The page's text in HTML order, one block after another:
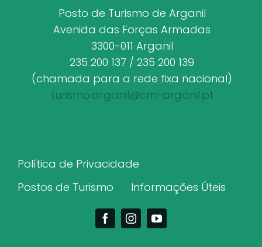
Posto de Turismo de Arganil
Avenida das Forças Armadas
3300-011 Arganil
235 200 137 / 235 200 139
(chamada para a rede fixa nacional)
turismo.arganil@cm-arganil.pt
Política de Privacidade
Postos de Turismo
Informações Úteis